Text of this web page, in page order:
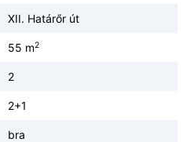
XII. Határőr út
55 m2
2
2+1
bra